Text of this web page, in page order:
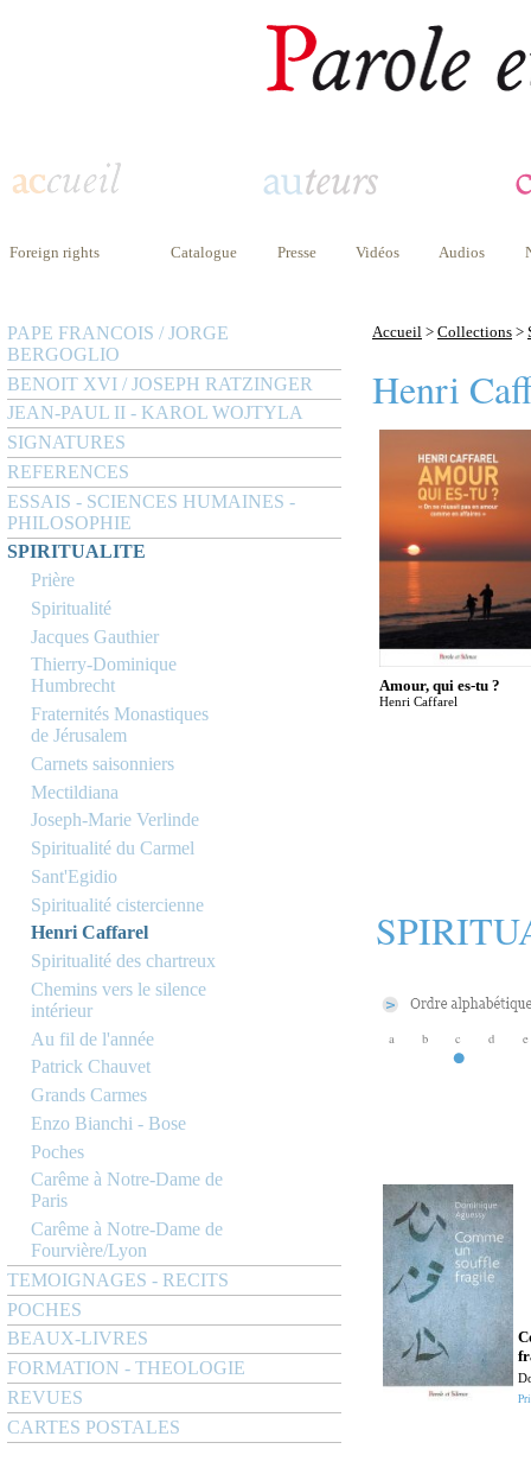
Foreign rights Catalogue Presse Vidéos Audios
PAPE FRANCOIS / JORGE
BERGOGLIO
BENOIT XVI / JOSEPH RATZINGER
JEAN-PAUL II - KAROL WOJTYLA
SIGNATURES
REFERENCES
ESSAIS - SCIENCES HUMAINES -
PHILOSOPHIE
SPIRITUALITE
Prière
Spiritualité
Jacques Gauthier
Thierry-Dominique
Humbrecht
Fraternités Monastiques
de Jérusalem
Carnets saisonniers
Mectildiana
Joseph-Marie Verlinde
Spiritualité du Carmel
Sant'Egidio
Spiritualité cistercienne
Henri Caffarel
Spiritualité des chartreux
Chemins vers le silence
intérieur
Au fil de l'année
Patrick Chauvet
Grands Carmes
Enzo Bianchi - Bose
Poches
Carême à Notre-Dame de
Paris
Carême à Notre-Dame de
Fourvière/Lyon
TEMOIGNAGES - RECITS
POCHES
BEAUX-LIVRES
FORMATION - THEOLOGIE
REVUES
CARTES POSTALES
Accueil > Collections >
Henri
Amour, qui es-tu ?
Henri Caffarel
a b c d e